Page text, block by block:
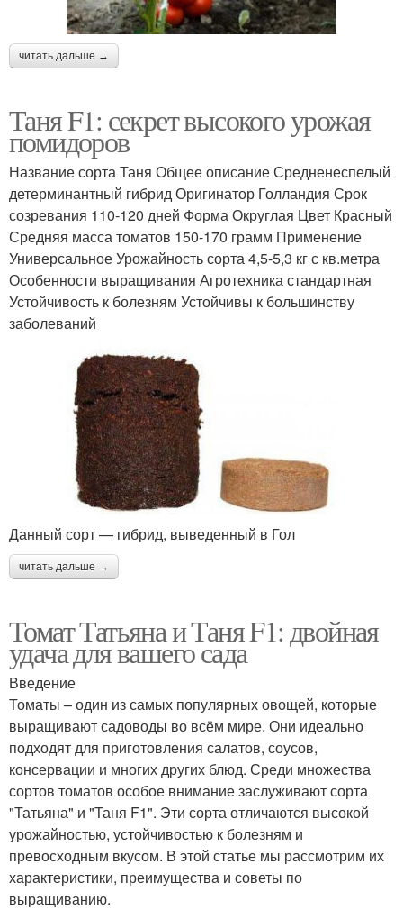
читать дальше →
Таня F1: секрет высокого урожая
помидоров
Название сорта Таня Общее описание Средненеспелый
детерминантный гибрид Оригинатор Голландия Срок
созревания 110-120 дней Форма Округлая Цвет Красный
Средняя масса томатов 150-170 грамм Применение
Универсальное Урожайность сорта 4,5-5,3 кг с кв.метра
Особенности выращивания Агротехника стандартная
Устойчивость к болезням Устойчивы к большинству
заболеваний
Данный сорт — гибрид, выведенный в Гол
читать дальше →
Томат Татьяна и Таня F1: двойная
удача для вашего сада
Введение
Томаты – один из самых популярных овощей, которые
выращивают садоводы во всём мире. Они идеально
подходят для приготовления салатов, соусов,
консервации и многих других блюд. Среди множества
сортов томатов особое внимание заслуживают сорта
"Татьяна" и "Таня F1". Эти сорта отличаются высокой
урожайностью, устойчивостью к болезням и
превосходным вкусом. В этой статье мы рассмотрим их
характеристики, преимущества и советы по
выращиванию.